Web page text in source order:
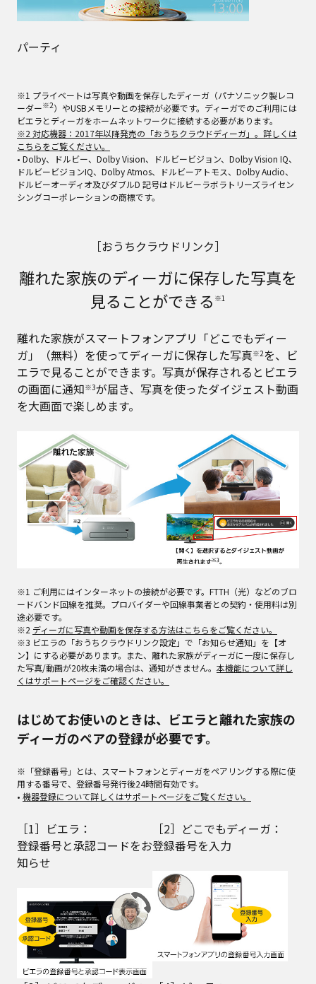
パーティ
※1 プライベートは写真や動画を保存したディーガ（パナソニック製レコ
ーダー※2）やUSBメモリーとの接続が必要です。ディーガでのご利用には
ビエラとディーガをホームネットワークに接続する必要があります。
※2 対応機器：2017年以降発売の「おうちクラウドディーガ」。詳しくは
こちらをご覧ください。
• Dolby、ドルビー、Dolby Vision、ドルビービジョン、Dolby Vision IQ、
ドルビービジョンIQ、Dolby Atmos、ドルビーアトモス、Dolby Audio、
ドルビーオーディオ及びダブルD 記号はドルビーラボラトリーズライセン
シングコーポレーションの商標です。
［おうちクラウドリンク］
離れた家族のディーガに保存した写真を
見ることができる ※1
離れた家族がスマートフォンアプリ「どこでもディー
ガ」（無料）を使ってディーガに保存した写真※2を、ビ
エラで見ることができます。写真が保存されるとビエラ
の画面に通知※3が届き、写真を使ったダイジェスト動画
を大画面で楽しめます。
※1 ご利用にはインターネットの接続が必要です。FTTH（光）などのブロ
ードバンド回線を推奨。プロバイダーや回線事業者との契約・使用料は別
途必要です。
※2 ディーガに写真や動画を保存する方法はこちらをご覧ください。
※3 ビエラの「おうちクラウドリンク設定」で「お知らせ通知」を【オ
ン】にする必要があります。また、離れた家族がディーガに一度に保存し
た写真/動画が20枚未満の場合は、通知がきません。 本機能について詳し
くはサポートページをご確認ください。
はじめてお使いのときは、ビエラと離れた家族の
ディーガのペアの登録が必要です。
※「登録番号」とは、スマートフォンとディーガをペアリングする際に使
用する番号で、登録番号発行後24時間有効です。
• 機器登録について詳しくはサポートページをご覧ください。
［1］ビエラ：
登録番号と承認コードをお
知らせ
［2］どこでもディーガ：
登録番号を入力